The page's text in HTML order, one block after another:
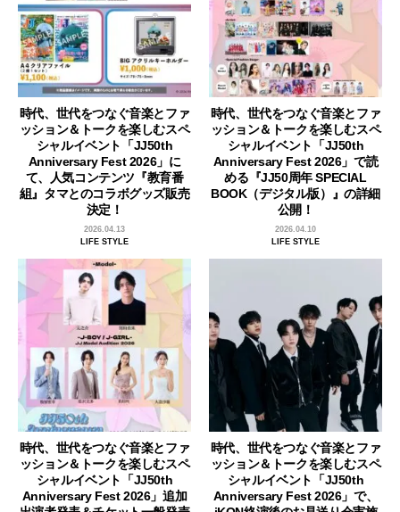
時代、世代をつなぐ音楽とファ
ッション＆トークを楽しむスペ
シャルイベント「JJ50th
Anniversary Fest 2026」に
て、人気コンテンツ『教育番
組』タマとのコラボグッズ販売
決定！
2026.04.13
LIFE STYLE
時代、世代をつなぐ音楽とファ
ッション＆トークを楽しむスペ
シャルイベント「JJ50th
Anniversary Fest 2026」で読
める『JJ50周年 SPECIAL
BOOK（デジタル版）』の詳細
公開！
2026.04.10
LIFE STYLE
時代、世代をつなぐ音楽とファ
ッション＆トークを楽しむスペ
シャルイベント「JJ50th
Anniversary Fest 2026」追加
時代、世代をつなぐ音楽とファ
ッション＆トークを楽しむスペ
シャルイベント「JJ50th
Anniversary Fest 2026」で、